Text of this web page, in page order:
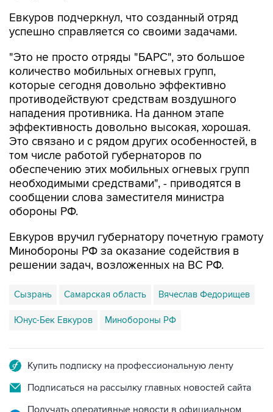
Евкуров подчеркнул, что созданный отряд
успешно справляется со своими задачами.
"Это не просто отряды "БАРС", это большое
количество мобильных огневых групп,
которые сегодня довольно эффективно
противодействуют средствам воздушного
нападения противника. На данном этапе
эффективность довольно высокая, хорошая.
Это связано и с рядом других особенностей, в
том числе работой губернаторов по
обеспечению этих мобильных огневых групп
необходимыми средствами", - приводятся в
сообщении слова заместителя министра
обороны РФ.
Евкуров вручил губернатору почетную грамоту
Минобороны РФ за оказание содействия в
решении задач, возложенных на ВС РФ.
Сызрань Самарская область Вячеслав Федорищев
Юнус-Бек Евкуров Минобороны РФ
Купить подписку на профессиональную ленту
Подписаться на рассылку главных новостей сайта
Получать оперативные новости в официальном